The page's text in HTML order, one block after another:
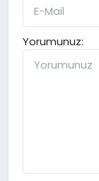
Yorumunuz: